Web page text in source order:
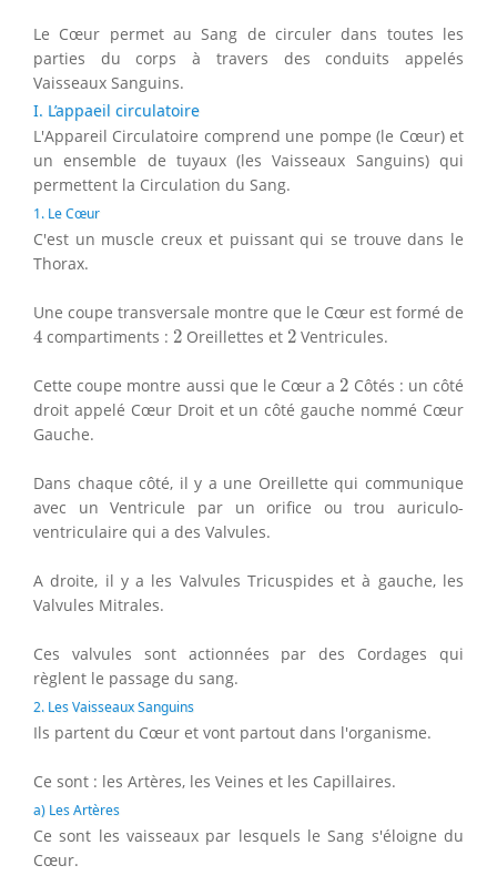
Le Cœur permet au Sang de circuler dans toutes les
parties du corps à travers des conduits appelés
Vaisseaux Sanguins.
I. L’appaeil circulatoire
L'Appareil Circulatoire comprend une pompe (le Cœur) et
un ensemble de tuyaux (les Vaisseaux Sanguins) qui
permettent la Circulation du Sang.
1. Le Cœur
C'est un muscle creux et puissant qui se trouve dans le
Thorax.
Une coupe transversale montre que le Cœur est formé de
4
4 compartiments : 2
2 Oreillettes et 2
2 Ventricules.
Cette coupe montre aussi que le Cœur a 2
2 Côtés : un côté
droit appelé Cœur Droit et un côté gauche nommé Cœur
Gauche.
Dans chaque côté, il y a une Oreillette qui communique
avec un Ventricule par un orifice ou trou auriculo-
ventriculaire qui a des Valvules.
A droite, il y a les Valvules Tricuspides et à gauche, les
Valvules Mitrales.
Ces valvules sont actionnées par des Cordages qui
règlent le passage du sang.
2. Les Vaisseaux Sanguins
Ils partent du Cœur et vont partout dans l'organisme.
Ce sont : les Artères, les Veines et les Capillaires.
a) Les Artères
Ce sont les vaisseaux par lesquels le Sang s'éloigne du
Cœur.